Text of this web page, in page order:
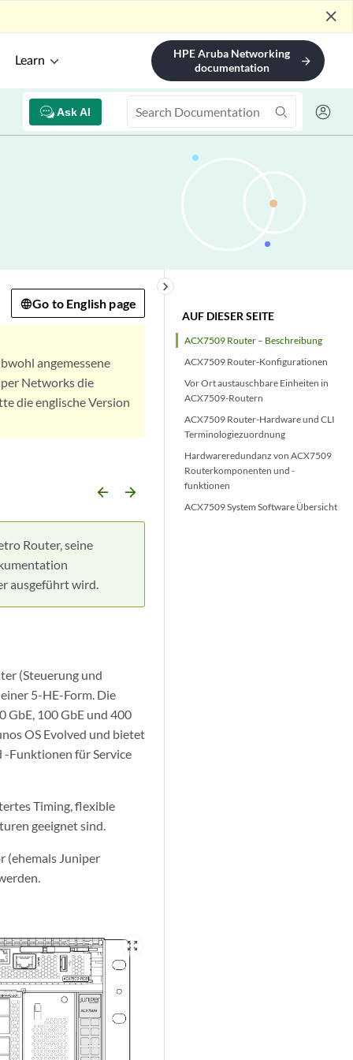
close
Learn
HPE Aruba Networking
documentation
arrow_forward
Ask AI
AUF DIESER SEITE
ACX7509 Router – Beschreibung
ACX7509 Router-Konfigurationen
Vor Ort austauschbare Einheiten in
ACX7509-Routern
ACX7509 Router-Hardware und CLI
Terminologiezuordnung
Hardwareredundanz von ACX7509
Routerkomponenten und -
funktionen
ACX7509 System Software Übersicht
keyboard_arrow_right
Go to English page
angemessene
Networks die
die englische Version
arrow_backward arrow_forward
Router, seine
ausgeführt wird.
(Steuerung und
5-HE-Form. Die
GbE, 100 GbE und 400
OS Evolved und bietet
-Funktionen für Service
Timing, flexible
geeignet sind.
(ehemals Juniper
zoom_out_map